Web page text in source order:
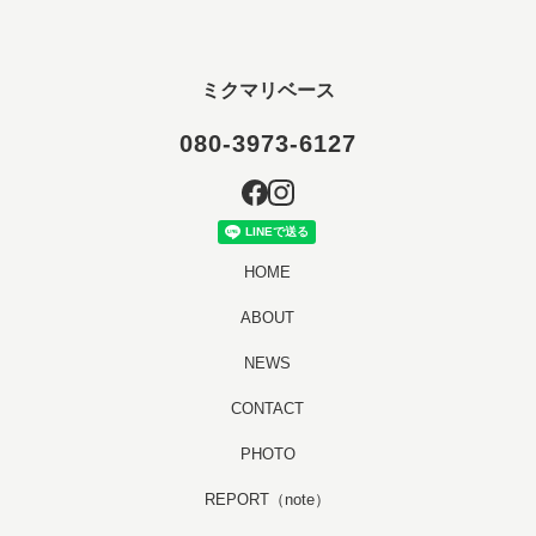
ミクマリベース
080-3973-6127
HOME
ABOUT
NEWS
CONTACT
PHOTO
REPORT（note）